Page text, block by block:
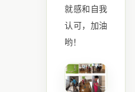
就感和自我
认可，加油
哟！